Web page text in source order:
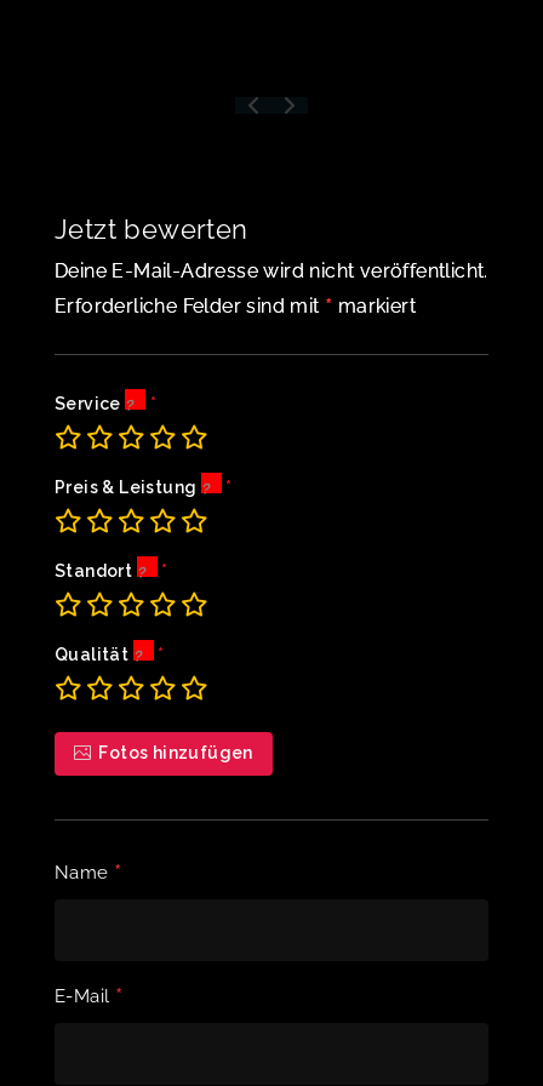
Jetzt bewerten
Deine E-Mail-Adresse wird nicht veröffentlicht.
Erforderliche Felder sind mit * markiert
Service
Preis & Leistung
Standort
Qualität
Fotos hinzufügen
Name *
E-Mail *